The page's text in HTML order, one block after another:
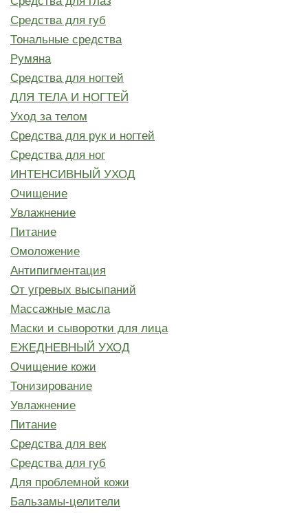
Средства для губ
Тональные средства
Румяна
Средства для ногтей
ДЛЯ ТЕЛА И НОГТЕЙ
Уход за телом
Средства для рук и ногтей
Средства для ног
ИНТЕНСИВНЫЙ УХОД
Очищение
Увлажнение
Питание
Омоложение
Антипигментация
От угревых высыпаний
Массажные масла
Маски и сыворотки для лица
ЕЖЕДНЕВНЫЙ УХОД
Очищение кожи
Тонизирование
Увлажнение
Питание
Средства для век
Средства для губ
Для проблемной кожи
Бальзамы-целители